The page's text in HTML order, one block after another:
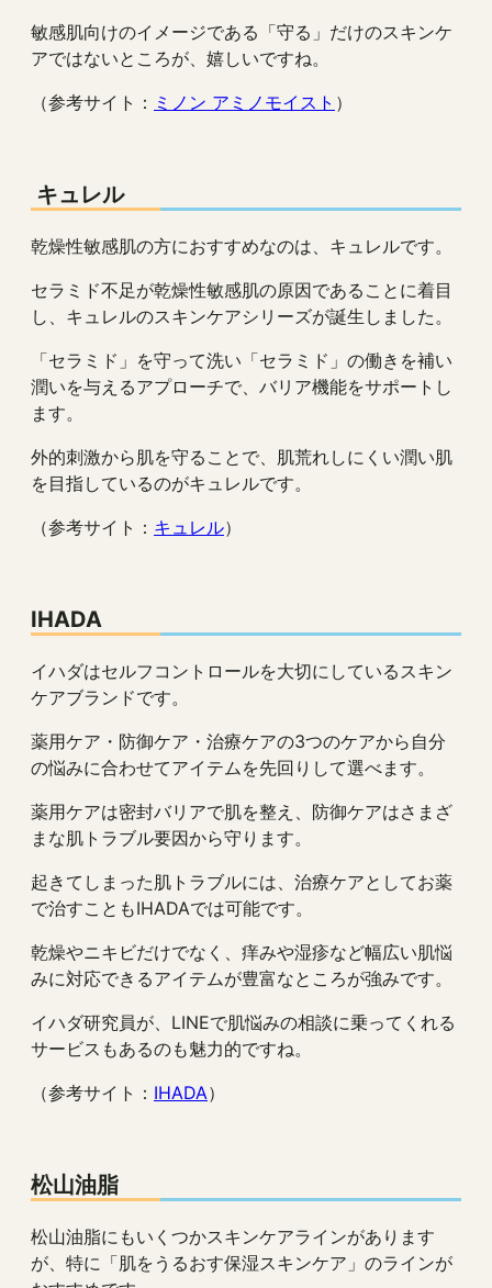
敏感肌向けのイメージである「守る」だけのスキンケ
アではないところが、嬉しいですね。
（参考サイト： ミノン アミノモイスト ）
キュレル
乾燥性敏感肌の方におすすめなのは、キュレルです。
セラミド不足が乾燥性敏感肌の原因であることに着目
し、キュレルのスキンケアシリーズが誕生しました。
「セラミド」を守って洗い「セラミド」の働きを補い
潤いを与えるアプローチで、バリア機能をサポートし
ます。
外的刺激から肌を守ることで、肌荒れしにくい潤い肌
を目指しているのがキュレルです。
（参考サイト： キュレル）
IHADA
イハダはセルフコントロールを大切にしているスキン
ケアブランドです。
薬用ケア・防御ケア・治療ケアの3つのケアから自分
の悩みに合わせてアイテムを先回りして選べます。
薬用ケアは密封バリアで肌を整え、防御ケアはさまざ
まな肌トラブル要因から守ります。
起きてしまった肌トラブルには、治療ケアとしてお薬
で治すこともIHADAでは可能です。
乾燥やニキビだけでなく、痒みや湿疹など幅広い肌悩
みに対応できるアイテムが豊富なところが強みです。
イハダ研究員が、LINEで肌悩みの相談に乗ってくれる
サービスもあるのも魅力的ですね。
（参考サイト： IHADA）
松山油脂
松山油脂にもいくつかスキンケアラインがあります
が、特に「肌をうるおす保湿スキンケア」のラインが